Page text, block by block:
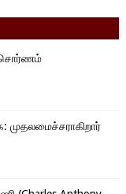
சொர்ணம்
முதலமைச்சராகிறார்